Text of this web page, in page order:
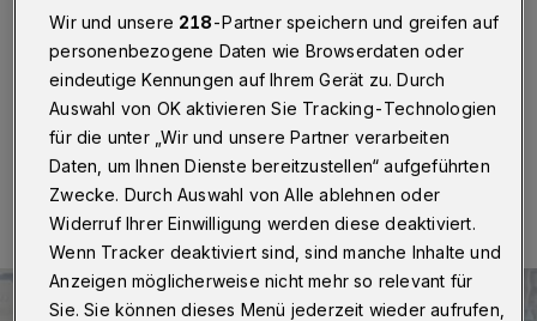
Wuppertal / Solingen·Die Polizei warnt vor
Trickbetrügern im Bergischen Land. Aktueller Anlass
sind zwei Fälle in Wuppertal und Solingen.
08.05.2019 , 20:24 Uhr Eine Minute Lesezeit
Wir und unsere 218-Partner speichern und greifen auf
personenbezogene Daten wie Browserdaten oder
eindeutige Kennungen auf Ihrem Gerät zu. Durch
Auswahl von OK aktivieren Sie Tracking-Technologien
für die unter „Wir und unsere Partner verarbeiten
Daten, um Ihnen Dienste bereitzustellen“ aufgeführten
Zwecke. Durch Auswahl von Alle ablehnen oder
Widerruf Ihrer Einwilligung werden diese deaktiviert.
Wenn Tracker deaktiviert sind, sind manche Inhalte und
Anzeigen möglicherweise nicht mehr so relevant für
Sie. Sie können dieses Menü jederzeit wieder aufrufen,